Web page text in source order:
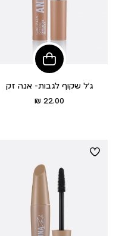
הוסיפי
לסל
ג’ל שקוף לגבות- אנה זק
מחיר22.00 ₪